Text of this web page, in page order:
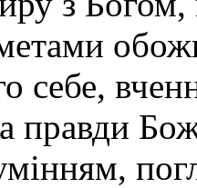
себе,
правди